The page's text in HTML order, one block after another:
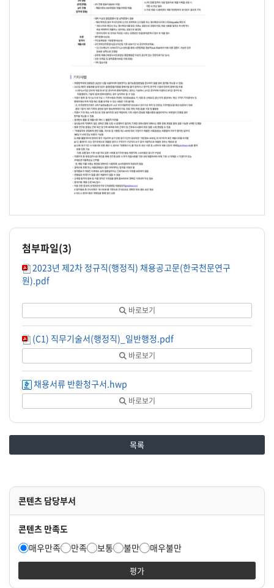
한국천문연구원장
직종
분류코드모집분야 상세분야채용(예정)인원임용(예정)일
정규직(행정직)
구분
주요 내용
지원자격
국가공무원법 제 33조 및 연구원 채용 규정 또는 이에 준하는
[부패방지 및 국민권익위원회의 설치와 운영에 관한 법률] 제
-[부패방지 및 국민권익위원회의 설치와 운영에 관한 법률] 제
해외여행에 결격사유가 없는 자(병역의무대상자의 경우 병역
학력, 연령, 성별, 국적 제한 없음(단, 연구원 정년인 61세 미만
임용(예정)일 이내에 입원이 가능한 자
-TOEIC 750점 이상, TOEFL(CBT 213점 이상, IBT 85점 이
※정기시험 성적만 인정되며, 주관기관 외 타 기관 시험 불인정
※접수 마감일 기준으로 최근 2년 이내 성적만 인정(단, 인사
우대조건취업지원대상자, 장애인 대상자 우대
* 단, 관련법(국가유공자법 제 31조 제 3항)에 의거, 법정가점
우대사항(가점항목)
구분
취업지원 대상자
[국가유공자 등 예우 및 지원에 관한 법률] 제31조
[국가유공자 등 예우 및 지원에 관한 법률] 제31조
서류전형 시 반영
※ 만점의 40퍼센트 미만 시 미적용
첨부파일(3)
2023년 제2차 정규직(행정직) 채용공고문(한국천문연구
원).pdf
바로보기
(C1) 직무기술서(행정직)_일반행정.pdf
바로보기
채용서류 반환청구서.hwp
바로보기
목록
콘텐츠 담당부서
콘텐츠 만족도
매우만족
만족 보통 불만 매우불만
평가